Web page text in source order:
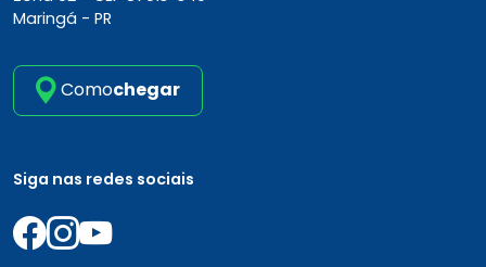
Maringá - PR
Comochegar
Siga nas redes sociais